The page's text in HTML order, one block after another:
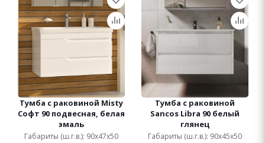
Тумба с раковиной Misty
Софт 90 подвесная, белая
эмаль
Габариты (ш.г.в.): 90x47x50
Тумба с раковиной
Sancos Libra 90 белый
глянец
Габариты (ш.г.в.): 90x45x50